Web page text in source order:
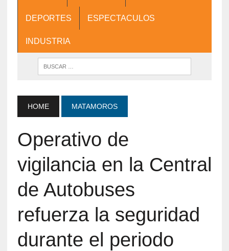
DEPORTES ESPECTACULOS
INDUSTRIA
HOME MATAMOROS
Operativo de
vigilancia en la Central
de Autobuses
refuerza la seguridad
durante el periodo